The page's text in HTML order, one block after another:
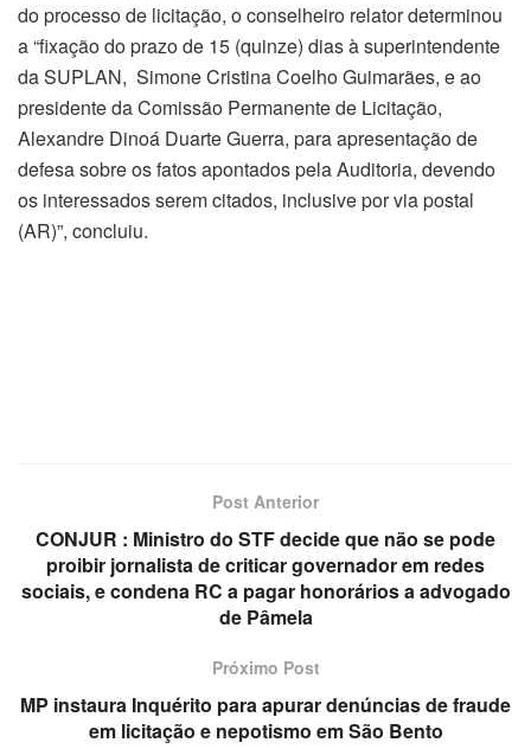
do processo de licitação, o conselheiro relator determinou
a “fixação do prazo de 15 (quinze) dias à superintendente
da SUPLAN, Simone Cristina Coelho Guimarães, e ao
presidente da Comissão Permanente de Licitação,
Alexandre Dinoá Duarte Guerra, para apresentação de
defesa sobre os fatos apontados pela Auditoria, devendo
os interessados serem citados, inclusive por via postal
(AR)”, concluiu.
Post Anterior
CONJUR : Ministro do STF decide que não se pode
proibir jornalista de criticar governador em redes
sociais, e condena RC a pagar honorários a advogado
de Pâmela
Próximo Post
MP instaura Inquérito para apurar denúncias de fraude
em licitação e nepotismo em São Bento